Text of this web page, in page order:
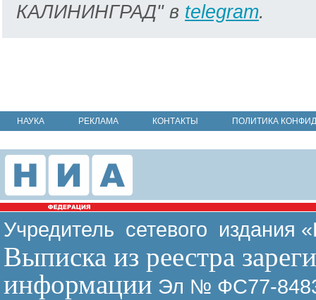
КАЛИНИНГРАД" в telegram.
НАУКА РЕКЛАМА КОНТАКТЫ ПОЛИТИКА
Учредитель сетевого издания
Выписка из реестра
информации Эл № ФС77-